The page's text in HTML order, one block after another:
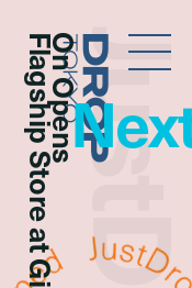
Droptokyo
On Opens
Flagship Store at Ginza